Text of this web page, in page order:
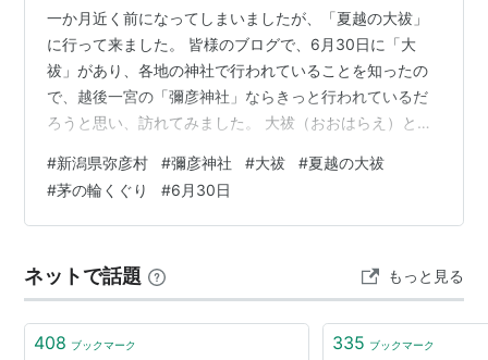
id:manpukuya
2010年 パク・ヨンハ（俳優、歌手）
出来事
1905年 アインシュタインが相対性理論に関する最初
の論文発表した日
相対性理論に関する最初の論文「運動物体の電気
力学について」をドイツの物理雑誌に提出しまし
一か月近く前になってしまいましたが、「夏越の大祓」
に行って来ました。 皆様のブログで、6月30日に「大
祓」があり、各地の神社で行われていることを知ったの
で、越後一宮の「彌彦神社」ならきっと行われているだ
ろうと思い、訪れてみました。 大祓（おおはらえ）と
で、今でも多くの神社で年中行事として、6月の「夏越の
大祓」、12月の「年越の大祓」が行われています。半年
間の罪や穢れを祓い清めて心身を新たにするために、人
負った穢れを神前で祓い、残りの半年の無事を祈りま
す。 （彌彦神社公式HPより） いつもは東参道…
#新潟県弥彦村 #彌彦神社 #大祓 #夏越の大祓
#茅の輪くぐり #6月30日
ネットで話題 もっと見る
408 ブックマーク 335 ブックマーク